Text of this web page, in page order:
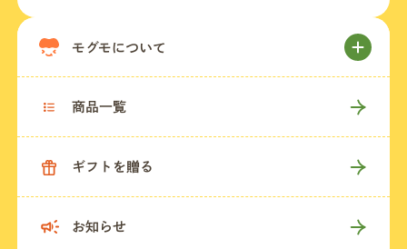
モグモについて
商品一覧
ギフトを贈る
お知らせ